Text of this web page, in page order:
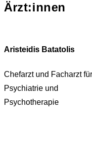
Ärzt:innen
Aristeidis Batatolis
Chefarzt und Facharzt für
Psychiatrie und
Psychotherapie